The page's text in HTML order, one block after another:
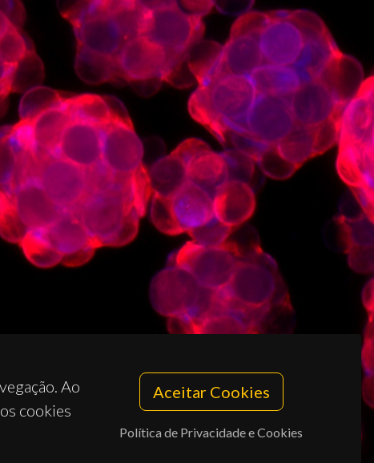
Ao
cookies
Aceitar Cookies
Política de Privacidade e Cookies